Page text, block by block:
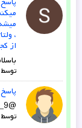
از
باسلام
توسط
@aliasadi_9 بله مشکل از فیوز ب...
توسط